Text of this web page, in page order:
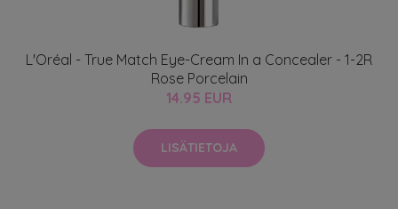
L'Oréal - True Match Eye-Cream In a Concealer - 1-2R
Rose Porcelain
14.95 EUR
LISÄTIETOJA